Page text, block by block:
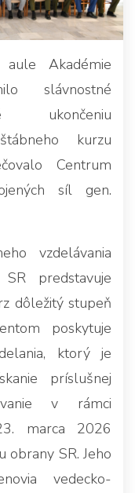
Akadémie
slávnostné
ukončeniu
kurzu
Centrum
síl gen.
vzdelávania
predstavuje
dôležitý stupeň
poskytuje
ktorý je
príslušnej
v rámci
marca 2026
obrany SR. Jeho
vedecko-